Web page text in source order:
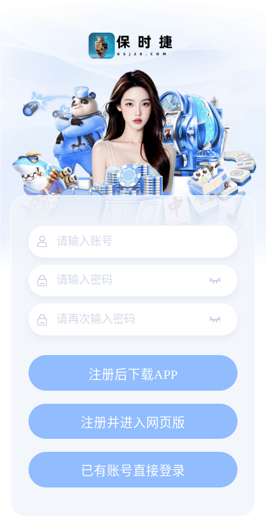
注册后下载APP
注册并进入网页版
已有账号直接登录